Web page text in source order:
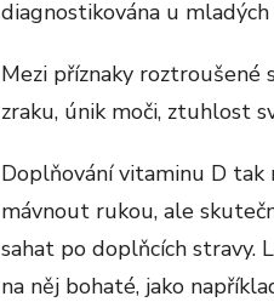
diagnostikována u
Mezi příznaky roztroušené
zraku, únik moči, ztuhlost
Doplňování vitaminu D tak
mávnout rukou, ale
sahat po doplňcích stravy.
na něj bohaté, jako